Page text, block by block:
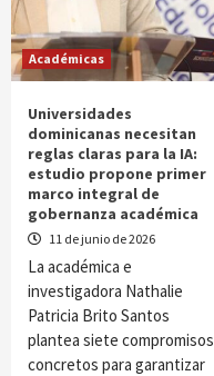
Académicas
Universidades
dominicanas necesitan
reglas claras para la IA:
estudio propone primer
marco integral de
gobernanza académica
11 de junio de 2026
La académica e
investigadora Nathalie
Patricia Brito Santos
plantea siete compromisos
concretos para garantizar